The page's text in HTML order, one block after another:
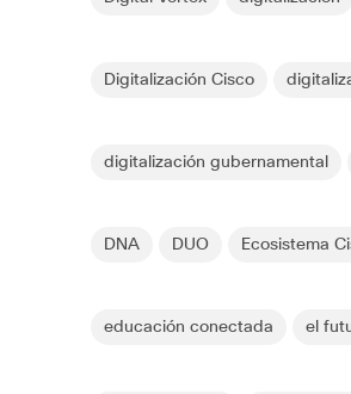
Digitalización Cisco
digitalización gubernamental
DNA DUO Ecosistema
educación conectada el